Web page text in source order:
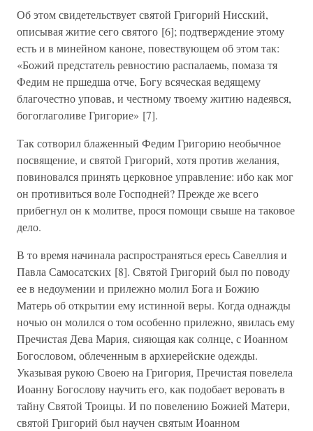
Об этом свидетельствует святой Григорий Нисский,
описывая житие сего святого [6]; подтверждение этому
есть и в минейном каноне, повествующем об этом так:
«Божий предстатель ревностию распалаемь, помаза тя
Федим не пршедша отче, Богу всяческая ведящему
благочестно уповав, и честному твоему житию надеявся,
богоглаголиве Григорие» [7].
Так сотворил блаженный Федим Григорию необычное
посвящение, и святой Григорий, хотя против желания,
повиновался принять церковное управление: ибо как мог
он противиться воле Господней? Прежде же всего
прибегнул он к молитве, прося помощи свыше на таковое
дело.
В то время начинала распространяться ересь Савеллия и
Павла Самосатских [8]. Святой Григорий был по поводу
ее в недоумении и прилежно молил Бога и Божию
Матерь об открытии ему истинной веры. Когда однажды
ночью он молился о том особенно прилежно, явилась ему
Пречистая Дева Мария, сияющая как солнце, с Иоанном
Богословом, облеченным в архиерейские одежды.
Указывая рукою Своею на Григория, Пречистая повелела
Иоанну Богослову научить его, как подобает веровать в
тайну Святой Троицы. И по повелению Божией Матери,
святой Григорий был научен святым Иоанном